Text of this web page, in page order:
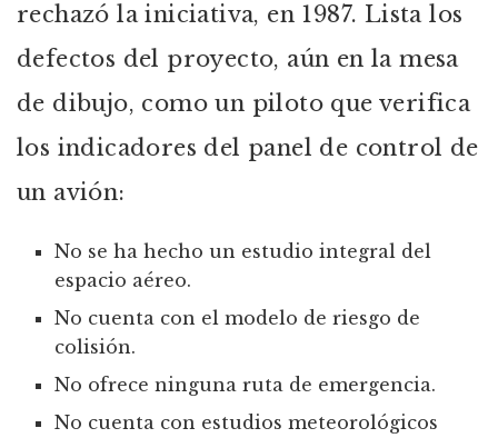
rechazó la iniciativa, en 1987. Lista los
defectos del proyecto, aún en la mesa
de dibujo, como un piloto que verifica
los indicadores del panel de control de
un avión:
No se ha hecho un estudio integral del
espacio aéreo.
No cuenta con el modelo de riesgo de
colisión.
No ofrece ninguna ruta de emergencia.
No cuenta con estudios meteorológicos